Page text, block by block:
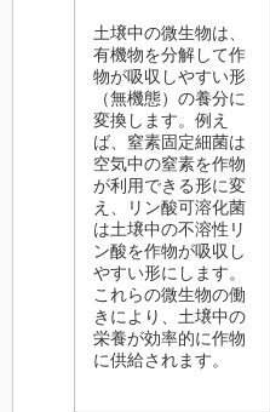
土壌中の微生物は、
有機物を分解して作
物が吸収しやすい形
（無機態）の養分に
変換します。例え
ば、窒素固定細菌は
空気中の窒素を作物
が利用できる形に変
え、リン酸可溶化菌
は土壌中の不溶性リ
ン酸を作物が吸収し
やすい形にします。
これらの微生物の働
きにより、土壌中の
栄養が効率的に作物
に供給されます。